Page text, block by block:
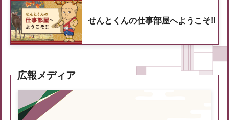
せんとくんの仕事部屋へようこそ!!
広報メディア